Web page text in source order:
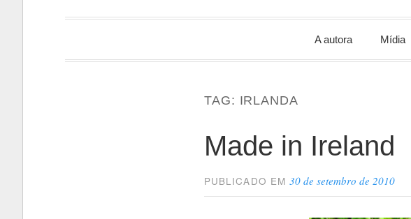
PapacapimA autora Mídia
TAG: IRLANDA
Made in Ireland
PUBLICADO EM30 de setembro de 2010